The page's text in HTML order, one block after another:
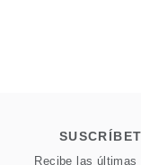
Recibe las